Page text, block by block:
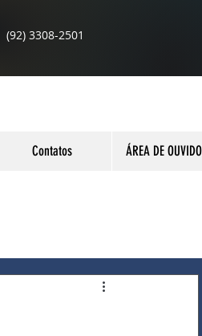
(92) 3308-2501
Contatos ÁREA DE